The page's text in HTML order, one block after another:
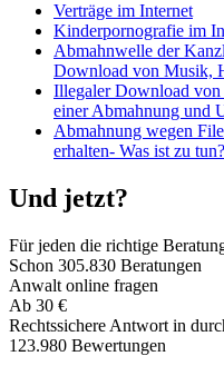
Verträge im Internet
Kinderpornografie im
Abmahnwelle der
Download von Musik,
Illegaler Download
einer Abmahnung und
Abmahnung wegen
erhalten- Was ist zu tun?
Und jetzt?
Für jeden die richtige
Schon 305.830 Beratungen
Anwalt online fragen
Ab 30 €
Rechtssichere Antwort in
123.980 Bewertungen